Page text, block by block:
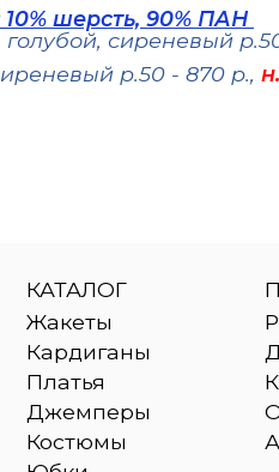
шерсть, 90% ПАН
сиреневый
р.50 - 870 р.,
КАТАЛОГ
Жакеты
Кардиганы
Платья
Джемперы
Костюмы